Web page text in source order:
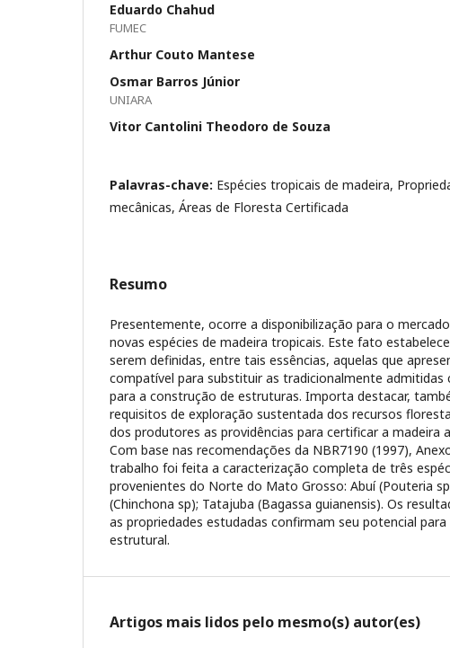
Eduardo Chahud
FUMEC
Arthur Couto Mantese
Osmar Barros Júnior
UNIARA
Vitor Cantolini Theodoro de Souza
Palavras-chave: Espécies tropicais de madeira,
mecânicas, Áreas de Floresta Certificada
Resumo
Presentemente, ocorre a disponibilização para o
novas espécies de madeira tropicais. Este fato
serem definidas, entre tais essências, aquelas que
compatível para substituir as tradicionalmente admitidas
para a construção de estruturas. Importa destacar,
requisitos de exploração sustentada dos recursos
dos produtores as providências para certificar a madeira
Com base nas recomendações da NBR7190 (1997),
trabalho foi feita a caracterização completa de três
provenientes do Norte do Mato Grosso: Abuí (Pouteria
(Chinchona sp); Tatajuba (Bagassa guianensis). Os
as propriedades estudadas confirmam seu potencial
estrutural.
Artigos mais lidos pelo mesmo(s) autor(es)